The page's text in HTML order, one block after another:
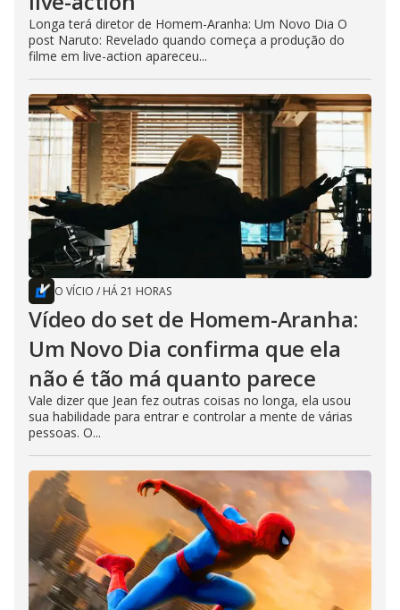
Longa terá diretor de Homem-Aranha: Um Novo Dia O
post Naruto: Revelado quando começa a produção do
filme em live-action apareceu...
O VÍCIO / HÁ 21 HORAS
Vídeo do set de Homem-Aranha:
Um Novo Dia confirma que ela
não é tão má quanto parece
Vale dizer que Jean fez outras coisas no longa, ela usou
sua habilidade para entrar e controlar a mente de várias
pessoas. O...